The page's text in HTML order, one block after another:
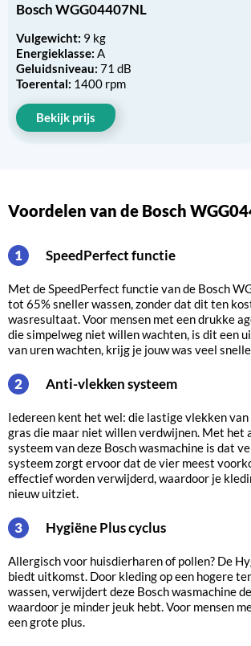
Bosch WGG04407NL
Vulgewicht: 9 kg
Energieklasse: A
Geluidsniveau: 71 dB
Toerental: 1400 rpm
Bekijk prijs
Voordelen van de Bosch
1 SpeedPerfect functie
Met de SpeedPerfect functie van de Bosch
tot 65% sneller wassen, zonder dat dit ten
wasresultaat. Voor mensen met een drukke
die simpelweg niet willen wachten, is dit een
van uren wachten, krijg je jouw was veel
2 Anti-vlekken systeem
Iedereen kent het wel: die lastige vlekken
gras die maar niet willen verdwijnen. Met het
systeem van deze Bosch wasmachine is dat
systeem zorgt ervoor dat de vier meest
effectief worden verwijderd, waardoor je
nieuw uitziet.
3 Hygiëne Plus cyclus
Allergisch voor huisdierharen of pollen? De
biedt uitkomst. Door kleding op een hogere
wassen, verwijdert deze Bosch wasmachine
waardoor je minder jeuk hebt. Voor mensen
een grote plus.